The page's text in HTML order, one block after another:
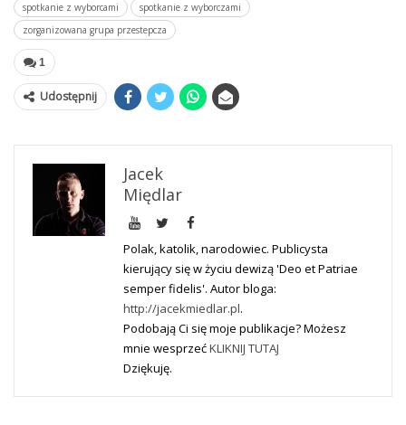
spotkanie z wyborcami
spotkanie z wyborczami
zorganizowana grupa przestepcza
1
Udostępnij
Jacek
Międlar
Polak, katolik, narodowiec. Publicysta
kierujący się w życiu dewizą 'Deo et Patriae
semper fidelis'. Autor bloga:
http://jacekmiedlar.pl.
Podobają Ci się moje publikacje? Możesz
mnie wesprzećKLIKNIJ TUTAJ
Dziękuję.